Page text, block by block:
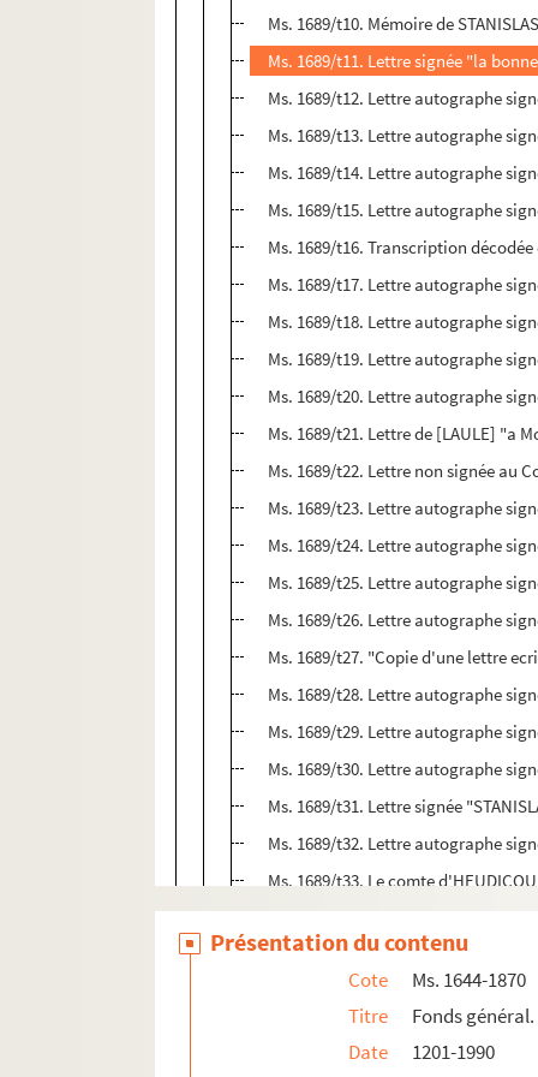
Ms. 1689/t10. Mémoire de
Ms. 1689/t11. Lettre signée "la
Ms. 1689/t12. Lettre autographe
Ms. 1689/t13. Lettre autographe
Ms. 1689/t14. Lettre autographe
Ms. 1689/t15. Lettre autographe
Ms. 1689/t16. Transcription
Ms. 1689/t17. Lettre autographe
Ms. 1689/t18. Lettre autographe
Ms. 1689/t19. Lettre autographe
Ms. 1689/t20. Lettre autographe
Ms. 1689/t21. Lettre de [LAULE] "a
Ms. 1689/t22. Lettre non signée au
Ms. 1689/t23. Lettre autographe
Ms. 1689/t24. Lettre autographe
Ms. 1689/t25. Lettre autographe
Ms. 1689/t26. Lettre autographe
Ms. 1689/t27. "Copie d'une lettre
Ms. 1689/t28. Lettre autographe
Ms. 1689/t29. Lettre autographe
Ms. 1689/t30. Lettre autographe
Ms. 1689/t31. Lettre signée
Ms. 1689/t32. Lettre autographe
Ms. 1689/t33. Le comte
Ms. 1689/t34. Lettre autographe
Ms. 1689/t35. Lettre autographe
Ms. 1689/t36. Lettre autographe
Ms. 1689/t37. Lettre autographe
Ms. 1689/t38. Lettre autographe
Présentation du contenu
Cote
Ms. 1644-1870
Titre
Fonds général.
Date
1201-1990